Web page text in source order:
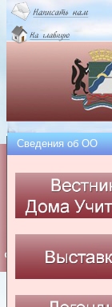
Сведения об OO